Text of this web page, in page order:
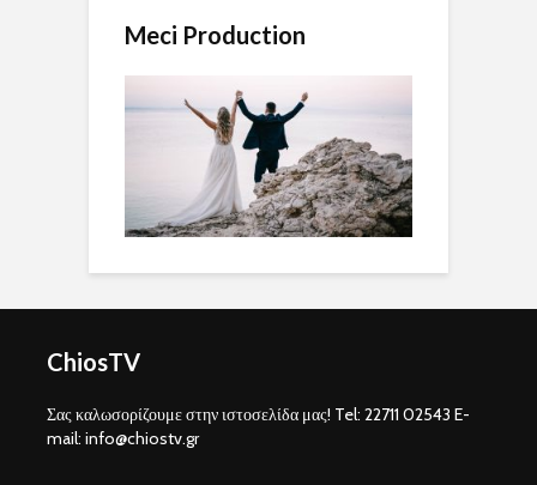
Meci Production
ChiosTV
Σας καλωσορίζουμε στην ιστοσελίδα μας! Tel: 22711 02543 E-
mail: info@chiostv.gr